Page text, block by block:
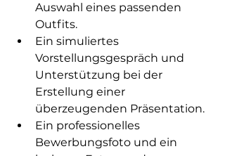
Auswahl eines passenden
Outfits.
Ein simuliertes
Vorstellungsgespräch und
Unterstützung bei der
Erstellung einer
überzeugenden Präsentation.
Ein professionelles
Bewerbungsfoto und ein